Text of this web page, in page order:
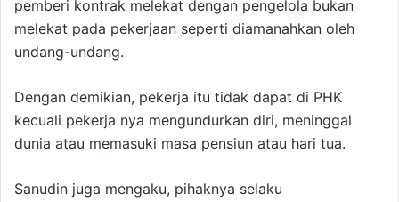
pemberi kontrak melekat dengan pengelola bukan
melekat pada pekerjaan seperti diamanahkan oleh
undang-undang.
Dengan demikian, pekerja itu tidak dapat di PHK
kecuali pekerja nya mengundurkan diri, meninggal
dunia atau memasuki masa pensiun atau hari tua.
Sanudin juga mengaku, pihaknya selaku